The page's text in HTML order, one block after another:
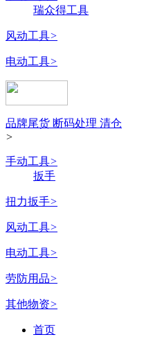
瑞众得工具
风动工具>
电动工具>
品牌尾货 断码处理 清仓
>
手动工具>
扳手
扭力扳手>
风动工具>
电动工具>
劳防用品>
其他物资>
首页